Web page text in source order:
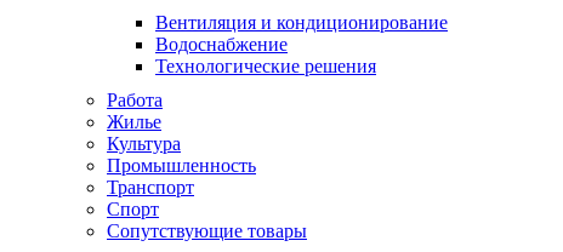
Вентиляция и кондиционирование
Водоснабжение
Технологические решения
Работа
Жилье
Культура
Промышленность
Транспорт
Спорт
Сопутствующие товары